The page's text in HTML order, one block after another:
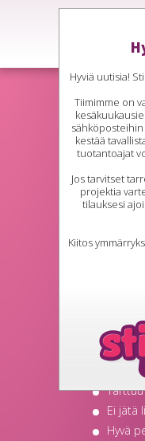
Hyviä uutisia!
Tiimimme on
kestää
tuotantoajat
Jos tarvitset
projektia
tilauksesi
Kiitos
auton
Auton
ratkaisu
terästä,
joustavaan
lisäksi
Saatavilla
erityisen
Tilaa oma
Ei jätä
Hyvä